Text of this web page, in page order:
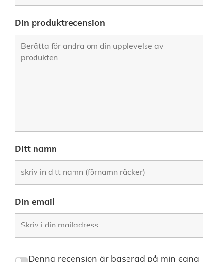
Din produktrecension
Ditt namn
Din email
Denna recension är baserad på min egna